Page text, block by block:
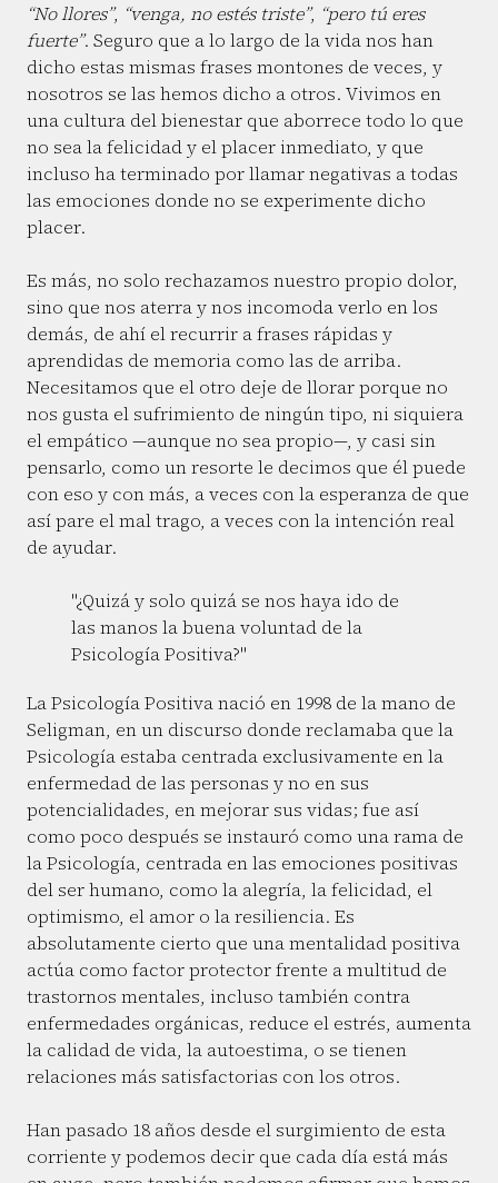
“No llores”, “venga, no estés triste”, “pero tú eres
fuerte”. Seguro que a lo largo de la vida nos han
dicho estas mismas frases montones de veces, y
nosotros se las hemos dicho a otros. Vivimos en
una cultura del bienestar que aborrece todo lo que
no sea la felicidad y el placer inmediato, y que
incluso ha terminado por llamar negativas a todas
las emociones donde no se experimente dicho
placer.
Es más, no solo rechazamos nuestro propio dolor,
sino que nos aterra y nos incomoda verlo en los
demás, de ahí el recurrir a frases rápidas y
aprendidas de memoria como las de arriba.
Necesitamos que el otro deje de llorar porque no
nos gusta el sufrimiento de ningún tipo, ni siquiera
el empático —aunque no sea propio—, y casi sin
pensarlo, como un resorte le decimos que él puede
con eso y con más, a veces con la esperanza de que
así pare el mal trago, a veces con la intención real
de ayudar.
"¿Quizá y solo quizá se nos haya ido de
las manos la buena voluntad de la
Psicología Positiva?"
La Psicología Positiva nació en 1998 de la mano de
Seligman, en un discurso donde reclamaba que la
Psicología estaba centrada exclusivamente en la
enfermedad de las personas y no en sus
potencialidades, en mejorar sus vidas; fue así
como poco después se instauró como una rama de
la Psicología, centrada en las emociones positivas
del ser humano, como la alegría, la felicidad, el
optimismo, el amor o la resiliencia. Es
absolutamente cierto que una mentalidad positiva
actúa como factor protector frente a multitud de
trastornos mentales, incluso también contra
enfermedades orgánicas, reduce el estrés, aumenta
la calidad de vida, la autoestima, o se tienen
relaciones más satisfactorias con los otros.
Han pasado 18 años desde el surgimiento de esta
corriente y podemos decir que cada día está más